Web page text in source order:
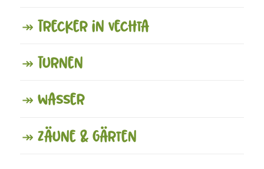
↠ Trecker in Vechta
↠ Turnen
↠ Wasser
↠ Zäune & Gärten